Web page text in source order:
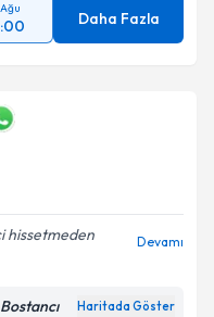
Daha Fazla
hissetmeden
Devamı
Haritada Göster